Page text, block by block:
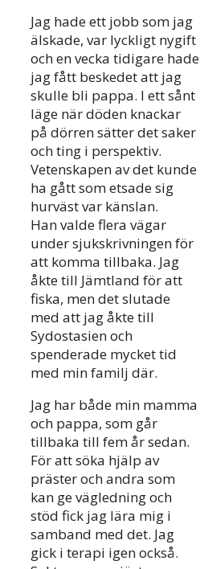
Jag hade ett jobb som jag
älskade, var lyckligt nygift
och en vecka tidigare hade
jag fått beskedet att jag
skulle bli pappa. I ett sånt
läge när döden knackar
på dörren sätter det saker
och ting i perspektiv.
Vetenskapen av det kunde
ha gått som etsade sig
hurväst var känslan.
Han valde flera vägar
under sjukskrivningen för
att komma tillbaka. Jag
åkte till Jämtland för att
fiska, men det slutade
med att jag åkte till
Sydostasien och
spenderade mycket tid
med min familj där.
Jag har både min mamma
och pappa, som går
tillbaka till fem år sedan.
För att söka hjälp av
präster och andra som
kan ge vägledning och
stöd fick jag lära mig i
samband med det. Jag
gick i terapi igen också.